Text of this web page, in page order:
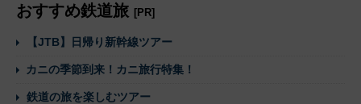
おすすめ鉄道旅 [PR]
【JTB】日帰り新幹線ツアー
カニの季節到来！カニ旅行特集！
鉄道の旅を楽しむツアー